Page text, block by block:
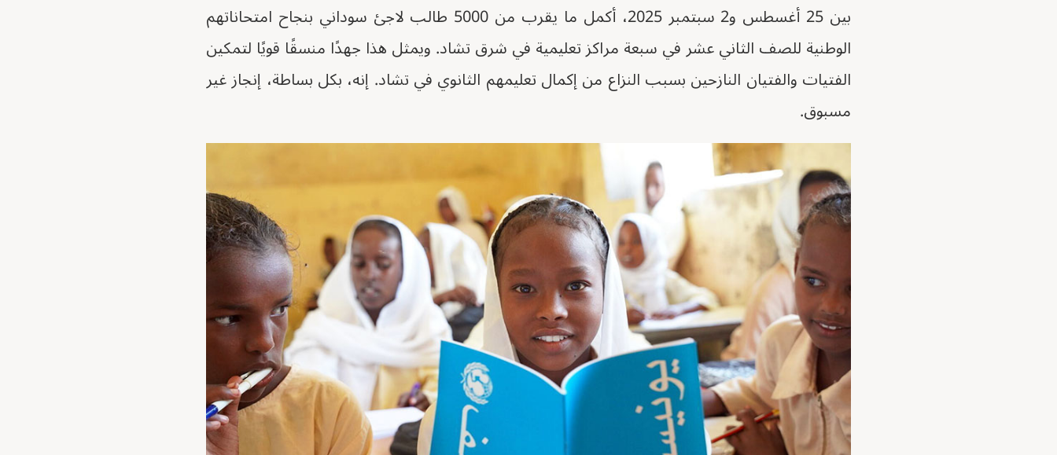
بين 25 أغسطس و2 سبتمبر 2025، أكمل ما يقرب من 5000 طالب لاجئ سوداني بنجاح امتحاناتهم
الوطنية للصف الثاني عشر في سبعة مراكز تعليمية في شرق تشاد. ويمثل هذا جهدًا منسقًا قويًا لتمكين
الفتيات والفتيان النازحين بسبب النزاع من إكمال تعليمهم الثانوي في تشاد. إنه، بكل بساطة، إنجاز غير
مسبوق.